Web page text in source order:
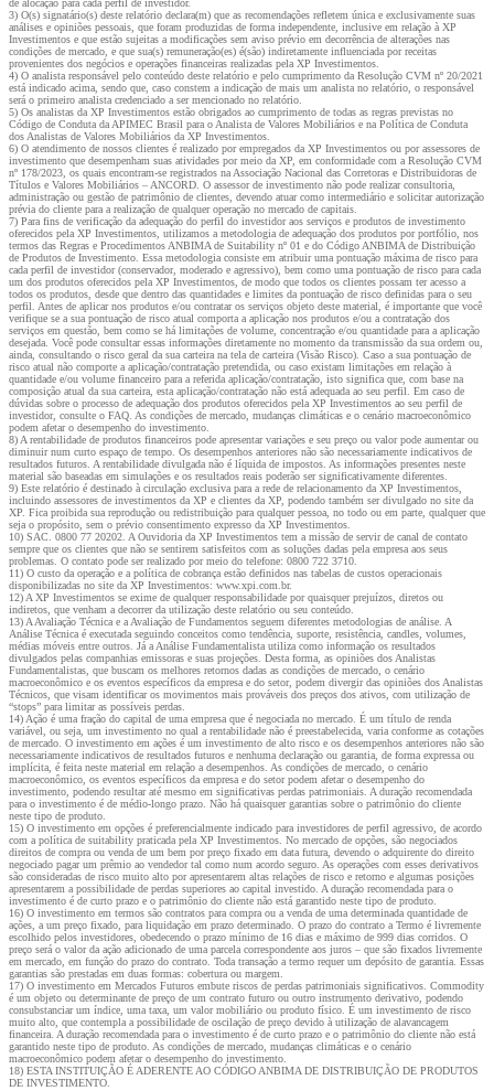
de alocação para cada perfil de investidor.
3) O(s) signatário(s) deste relatório declara(m) que as recomendações refletem única e exclusivamente suas
análises e opiniões pessoais, que foram produzidas de forma independente, inclusive em relação à XP
Investimentos e que estão sujeitas a modificações sem aviso prévio em decorrência de alterações nas
condições de mercado, e que sua(s) remuneração(es) é(são) indiretamente influenciada por receitas
provenientes dos negócios e operações financeiras realizadas pela XP Investimentos.
4) O analista responsável pelo conteúdo deste relatório e pelo cumprimento da Resolução CVM nº 20/2021
está indicado acima, sendo que, caso constem a indicação de mais um analista no relatório, o responsável
será o primeiro analista credenciado a ser mencionado no relatório.
5) Os analistas da XP Investimentos estão obrigados ao cumprimento de todas as regras previstas no
Código de Conduta da APIMEC Brasil para o Analista de Valores Mobiliários e na Política de Conduta
dos Analistas de Valores Mobiliários da XP Investimentos.
6) O atendimento de nossos clientes é realizado por empregados da XP Investimentos ou por assessores de
investimento que desempenham suas atividades por meio da XP, em conformidade com a Resolução CVM
nº 178/2023, os quais encontram-se registrados na Associação Nacional das Corretoras e Distribuidoras de
Títulos e Valores Mobiliários – ANCORD. O assessor de investimento não pode realizar consultoria,
administração ou gestão de patrimônio de clientes, devendo atuar como intermediário e solicitar autorização
prévia do cliente para a realização de qualquer operação no mercado de capitais.
7) Para fins de verificação da adequação do perfil do investidor aos serviços e produtos de investimento
oferecidos pela XP Investimentos, utilizamos a metodologia de adequação dos produtos por portfólio, nos
termos das Regras e Procedimentos ANBIMA de Suitability nº 01 e do Código ANBIMA de Distribuição
de Produtos de Investimento. Essa metodologia consiste em atribuir uma pontuação máxima de risco para
cada perfil de investidor (conservador, moderado e agressivo), bem como uma pontuação de risco para cada
um dos produtos oferecidos pela XP Investimentos, de modo que todos os clientes possam ter acesso a
todos os produtos, desde que dentro das quantidades e limites da pontuação de risco definidas para o seu
perfil. Antes de aplicar nos produtos e/ou contratar os serviços objeto deste material, é importante que você
verifique se a sua pontuação de risco atual comporta a aplicação nos produtos e/ou a contratação dos
serviços em questão, bem como se há limitações de volume, concentração e/ou quantidade para a aplicação
desejada. Você pode consultar essas informações diretamente no momento da transmissão da sua ordem ou,
ainda, consultando o risco geral da sua carteira na tela de carteira (Visão Risco). Caso a sua pontuação de
risco atual não comporte a aplicação/contratação pretendida, ou caso existam limitações em relação à
quantidade e/ou volume financeiro para a referida aplicação/contratação, isto significa que, com base na
composição atual da sua carteira, esta aplicação/contratação não está adequada ao seu perfil. Em caso de
dúvidas sobre o processo de adequação dos produtos oferecidos pela XP Investimentos ao seu perfil de
investidor, consulte o FAQ. As condições de mercado, mudanças climáticas e o cenário macroeconômico
podem afetar o desempenho do investimento.
8) A rentabilidade de produtos financeiros pode apresentar variações e seu preço ou valor pode aumentar ou
diminuir num curto espaço de tempo. Os desempenhos anteriores não são necessariamente indicativos de
resultados futuros. A rentabilidade divulgada não é líquida de impostos. As informações presentes neste
material são baseadas em simulações e os resultados reais poderão ser significativamente diferentes.
9) Este relatório é destinado à circulação exclusiva para a rede de relacionamento da XP Investimentos,
incluindo assessores de investimentos da XP e clientes da XP, podendo também ser divulgado no site da
XP. Fica proibida sua reprodução ou redistribuição para qualquer pessoa, no todo ou em parte, qualquer que
seja o propósito, sem o prévio consentimento expresso da XP Investimentos.
10) SAC. 0800 77 20202. A Ouvidoria da XP Investimentos tem a missão de servir de canal de contato
sempre que os clientes que não se sentirem satisfeitos com as soluções dadas pela empresa aos seus
problemas. O contato pode ser realizado por meio do telefone: 0800 722 3710.
11) O custo da operação e a política de cobrança estão definidos nas tabelas de custos operacionais
disponibilizadas no site da XP Investimentos: www.xpi.com.br.
12) A XP Investimentos se exime de qualquer responsabilidade por quaisquer prejuízos, diretos ou
indiretos, que venham a decorrer da utilização deste relatório ou seu conteúdo.
13) A Avaliação Técnica e a Avaliação de Fundamentos seguem diferentes metodologias de análise. A
Análise Técnica é executada seguindo conceitos como tendência, suporte, resistência, candles, volumes,
médias móveis entre outros. Já a Análise Fundamentalista utiliza como informação os resultados
divulgados pelas companhias emissoras e suas projeções. Desta forma, as opiniões dos Analistas
Fundamentalistas, que buscam os melhores retornos dadas as condições de mercado, o cenário
macroeconômico e os eventos específicos da empresa e do setor, podem divergir das opiniões dos Analistas
Técnicos, que visam identificar os movimentos mais prováveis dos preços dos ativos, com utilização de
“stops” para limitar as possíveis perdas.
14) Ação é uma fração do capital de uma empresa que é negociada no mercado. É um título de renda
variável, ou seja, um investimento no qual a rentabilidade não é preestabelecida, varia conforme as cotações
de mercado. O investimento em ações é um investimento de alto risco e os desempenhos anteriores não são
necessariamente indicativos de resultados futuros e nenhuma declaração ou garantia, de forma expressa ou
implícita, é feita neste material em relação a desempenhos. As condições de mercado, o cenário
macroeconômico, os eventos específicos da empresa e do setor podem afetar o desempenho do
investimento, podendo resultar até mesmo em significativas perdas patrimoniais. A duração recomendada
para o investimento é de médio-longo prazo. Não há quaisquer garantias sobre o patrimônio do cliente
neste tipo de produto.
15) O investimento em opções é preferencialmente indicado para investidores de perfil agressivo, de acordo
com a política de suitability praticada pela XP Investimentos. No mercado de opções, são negociados
direitos de compra ou venda de um bem por preço fixado em data futura, devendo o adquirente do direito
negociado pagar um prêmio ao vendedor tal como num acordo seguro. As operações com esses derivativos
são consideradas de risco muito alto por apresentarem altas relações de risco e retorno e algumas posições
apresentarem a possibilidade de perdas superiores ao capital investido. A duração recomendada para o
investimento é de curto prazo e o patrimônio do cliente não está garantido neste tipo de produto.
16) O investimento em termos são contratos para compra ou a venda de uma determinada quantidade de
ações, a um preço fixado, para liquidação em prazo determinado. O prazo do contrato a Termo é livremente
escolhido pelos investidores, obedecendo o prazo mínimo de 16 dias e máximo de 999 dias corridos. O
preço será o valor da ação adicionado de uma parcela correspondente aos juros – que são fixados livremente
em mercado, em função do prazo do contrato. Toda transação a termo requer um depósito de garantia. Essas
garantias são prestadas em duas formas: cobertura ou margem.
17) O investimento em Mercados Futuros embute riscos de perdas patrimoniais significativos. Commodity
é um objeto ou determinante de preço de um contrato futuro ou outro instrumento derivativo, podendo
consubstanciar um índice, uma taxa, um valor mobiliário ou produto físico. É um investimento de risco
muito alto, que contempla a possibilidade de oscilação de preço devido à utilização de alavancagem
financeira. A duração recomendada para o investimento é de curto prazo e o patrimônio do cliente não está
garantido neste tipo de produto. As condições de mercado, mudanças climáticas e o cenário
macroeconômico podem afetar o desempenho do investimento.
18) ESTA INSTITUIÇÃO É ADERENTE AO CÓDIGO ANBIMA DE DISTRIBUIÇÃO DE PRODUTOS
DE INVESTIMENTO.